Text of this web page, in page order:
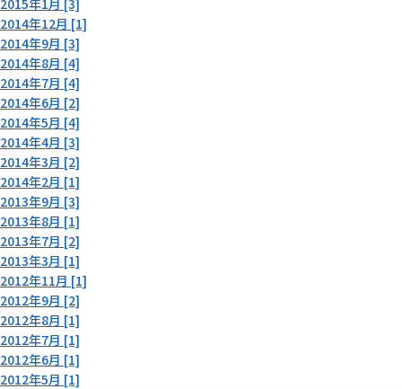
2014年12月 [1]
2014年9月 [3]
2014年8月 [4]
2014年7月 [4]
2014年6月 [2]
2014年5月 [4]
2014年4月 [3]
2014年3月 [2]
2014年2月 [1]
2013年9月 [3]
2013年8月 [1]
2013年7月 [2]
2013年3月 [1]
2012年11月 [1]
2012年9月 [2]
2012年8月 [1]
2012年7月 [1]
2012年6月 [1]
2012年5月 [1]